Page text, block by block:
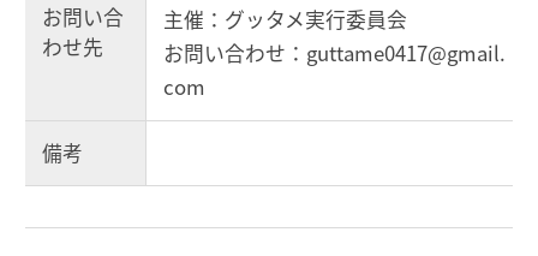
お問い合
わせ先
主催：グッタメ実行委員会
お問い合わせ：guttame0417@gmail.
com
備考